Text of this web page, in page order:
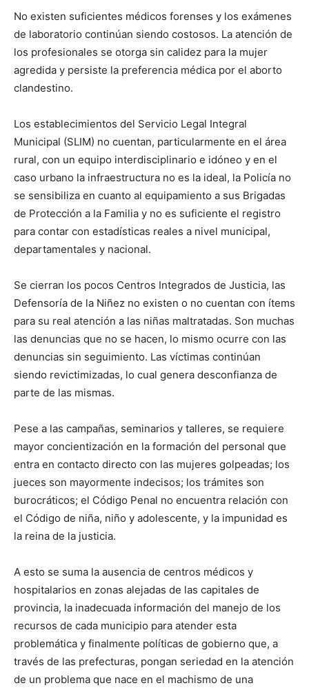
No existen suficientes médicos forenses y los exámenes
de laboratorio continúan siendo costosos. La atención de
los profesionales se otorga sin calidez para la mujer
agredida y persiste la preferencia médica por el aborto
clandestino.
Los establecimientos del Servicio Legal Integral
Municipal (SLIM) no cuentan, particularmente en el área
rural, con un equipo interdisciplinario e idóneo y en el
caso urbano la infraestructura no es la ideal, la Policía no
se sensibiliza en cuanto al equipamiento a sus Brigadas
de Protección a la Familia y no es suficiente el registro
para contar con estadísticas reales a nivel municipal,
departamentales y nacional.
Se cierran los pocos Centros Integrados de Justicia, las
Defensoría de la Niñez no existen o no cuentan con ítems
para su real atención a las niñas maltratadas. Son muchas
las denuncias que no se hacen, lo mismo ocurre con las
denuncias sin seguimiento. Las víctimas continúan
siendo revictimizadas, lo cual genera desconfianza de
parte de las mismas.
Pese a las campañas, seminarios y talleres, se requiere
mayor concientización en la formación del personal que
entra en contacto directo con las mujeres golpeadas; los
jueces son mayormente indecisos; los trámites son
burocráticos; el Código Penal no encuentra relación con
el Código de niña, niño y adolescente, y la impunidad es
la reina de la justicia.
A esto se suma la ausencia de centros médicos y
hospitalarios en zonas alejadas de las capitales de
provincia, la inadecuada información del manejo de los
recursos de cada municipio para atender esta
problemática y finalmente políticas de gobierno que, a
través de las prefecturas, pongan seriedad en la atención
de un problema que nace en el machismo de una